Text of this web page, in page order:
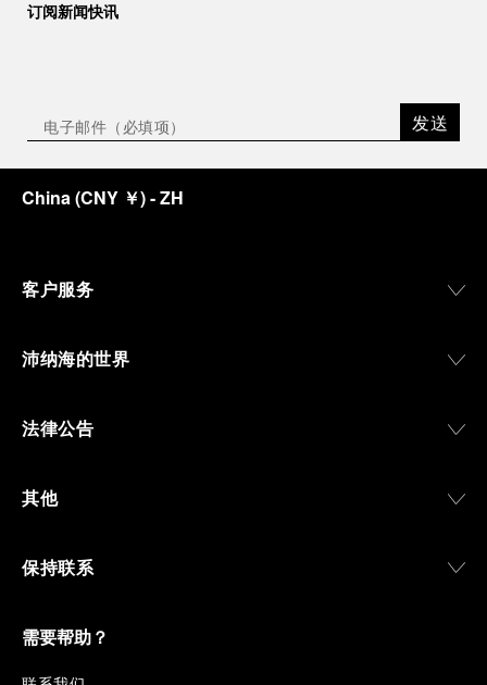
订阅新闻快讯
发送
China(CNY ￥)- ZH
客户服务
沛纳海的世界
法律公告
其他
保持联系
需要帮助？